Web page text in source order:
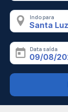
Indo para
Data saída